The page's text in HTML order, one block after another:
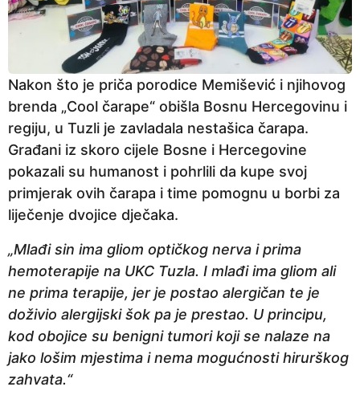
Nakon što je priča porodice Memišević i njihovog
brenda „Cool čarape“ obišla Bosnu Hercegovinu i
regiju, u Tuzli je zavladala nestašica čarapa.
Građani iz skoro cijele Bosne i Hercegovine
pokazali su humanost i pohrlili da kupe svoj
primjerak ovih čarapa i time pomognu u borbi za
liječenje dvojice dječaka.
„Mlađi sin ima gliom optičkog nerva i prima
hemoterapije na UKC Tuzla. I mlađi ima gliom ali
ne prima terapije, jer je postao alergičan te je
doživio alergijski šok pa je prestao. U principu,
kod obojice su benigni tumori koji se nalaze na
jako lošim mjestima i nema mogućnosti hirurškog
zahvata.“